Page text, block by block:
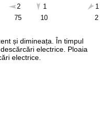
2
75
1
10
1
2
și dimineața. În timpul
electrice. Ploaia
electrice.